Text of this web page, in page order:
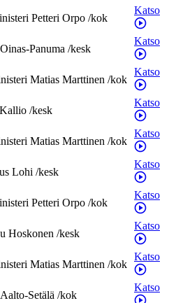
Petteri Orpo /kok
Katso
Oinas-Panuma /kesk
Katso
Matias Marttinen /kok
Katso
Kallio /kesk
Katso
Matias Marttinen /kok
Katso
Lohi /kesk
Katso
Petteri Orpo /kok
Katso
Hoskonen /kesk
Katso
Matias Marttinen /kok
Katso
Aalto-Setälä /kok
Katso